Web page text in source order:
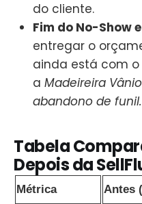
do cliente.
Fim do No-Show
entregar o
ainda está com
a Madeireira
abandono de funil.
Tabela
Depois da
Métrica Antes